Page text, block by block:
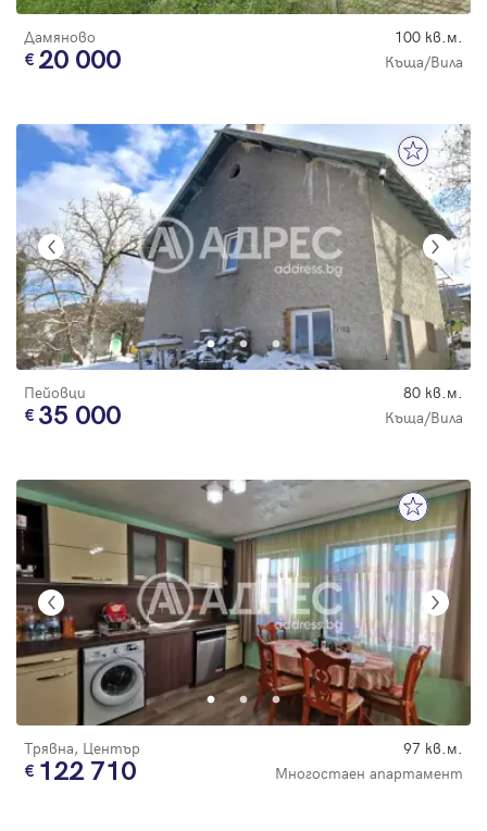
Дамяново 100 кв.м.
20 000 Къща/Вила
Пейовци 80 кв.м.
35 000 Къща/Вила
Трявна, Център 97 кв.м.
122 710 Многостаен апартамент